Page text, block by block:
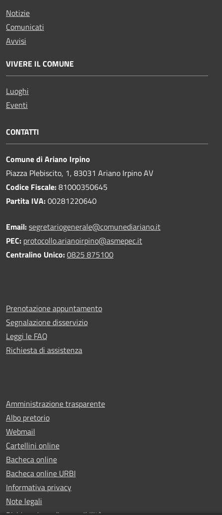
Notizie
Comunicati
Avvisi
VIVERE IL COMUNE
Luoghi
Eventi
CONTATTI
Comune di Ariano Irpino
Piazza Plebiscito, 1, 83031 Ariano Irpino AV
Codice Fiscale:81000350645
Partita IVA:00281220640
Email:segretariogenerale@comunediariano.it
PEC: protocollo.arianoirpino@asmepec.it
Centralino Unico:0825 875100
Prenotazione appuntamento
Segnalazione disservizio
Leggi le FAQ
Richiesta di assistenza
Amministrazione trasparente
Albo pretorio
Webmail
Cartellini online
Bacheca online
Bacheca online URBI
Informativa privacy
Note legali